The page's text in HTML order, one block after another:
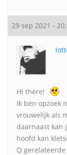
29 sep 2021 -
Hi there!
Ik ben opzoek
vrouwelijk als
daarnaast kan
hoofd kan
Q